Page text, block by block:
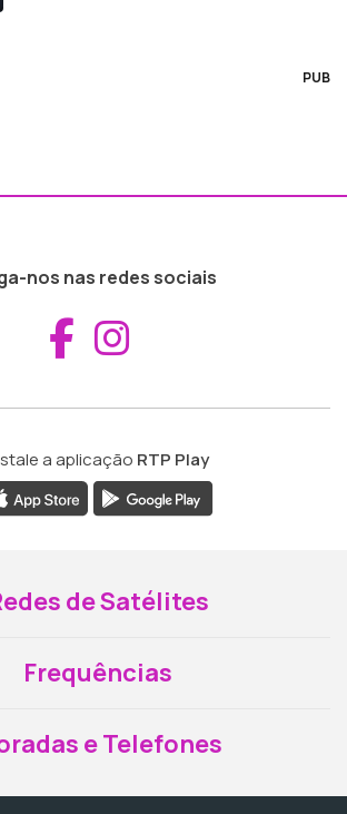
PUB
nos nas redes sociais
Aceder ao
a aplicação RTP Play
de Satélites
Frequências
e Telefones